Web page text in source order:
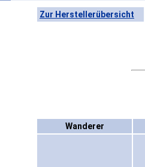
Zur Herstellerübersicht
Wanderer